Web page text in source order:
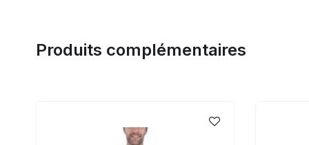
Produits complémentaires